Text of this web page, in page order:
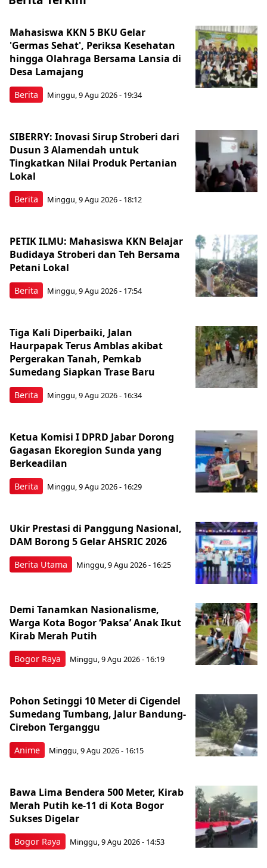
Berita
Mahasiswa KKN 5 BKU Gelar
'Germas Sehat', Periksa Kesehatan
hingga Olahraga Bersama Lansia di
Desa Lamajang
Minggu, 9 Agu 2026 - 19:34
Berita
SIBERRY: Inovasi Sirup Stroberi dari
Dusun 3 Alamendah untuk
Tingkatkan Nilai Produk Pertanian
Lokal
Minggu, 9 Agu 2026 - 18:12
Berita
PETIK ILMU: Mahasiswa KKN Belajar
Budidaya Stroberi dan Teh Bersama
Petani Lokal
Minggu, 9 Agu 2026 - 17:54
Berita
Tiga Kali Diperbaiki, Jalan
Haurpapak Terus Amblas akibat
Pergerakan Tanah, Pemkab
Sumedang Siapkan Trase Baru
Minggu, 9 Agu 2026 - 16:34
Berita
Ketua Komisi I DPRD Jabar Dorong
Gagasan Ekoregion Sunda yang
Berkeadilan
Minggu, 9 Agu 2026 - 16:29
Berita Utama
Ukir Prestasi di Panggung Nasional,
DAM Borong 5 Gelar AHSRIC 2026
Minggu, 9 Agu 2026 - 16:25
Bogor Raya
Demi Tanamkan Nasionalisme,
Warga Kota Bogor ‘Paksa’ Anak Ikut
Kirab Merah Putih
Minggu, 9 Agu 2026 - 16:19
Anime
Pohon Setinggi 10 Meter di Cigendel
Sumedang Tumbang, Jalur Bandung-
Cirebon Terganggu
Minggu, 9 Agu 2026 - 16:15
Bogor Raya
Bawa Lima Bendera 500 Meter, Kirab
Merah Putih ke-11 di Kota Bogor
Sukses Digelar
Minggu, 9 Agu 2026 - 14:53